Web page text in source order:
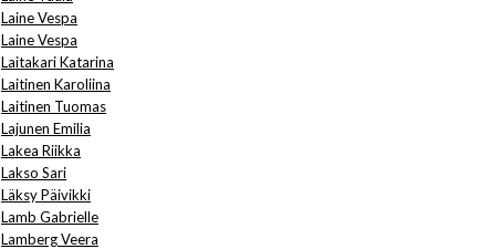
Laine Vespa
Laine Vespa
Laitakari Katarina
Laitinen Karoliina
Laitinen Tuomas
Lajunen Emilia
Lakea Riikka
Lakso Sari
Läksy Päivikki
Lamb Gabrielle
Lamberg Veera